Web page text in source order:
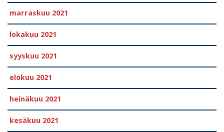
marraskuu 2021
lokakuu 2021
syyskuu 2021
elokuu 2021
heinäkuu 2021
kesäkuu 2021